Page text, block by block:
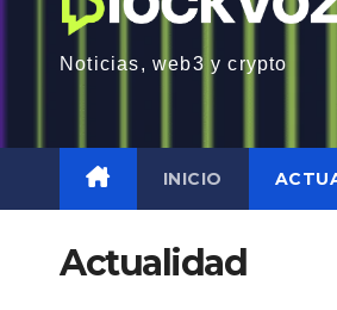
Noticias, web3 y crypto
INICIO
Actualidad